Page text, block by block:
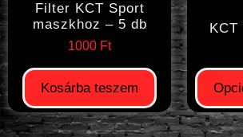
Filter KCT Sport
maszkhoz – 5 db
1000 Ft
Kosárba teszem